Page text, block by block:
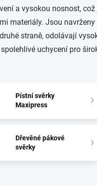
a vysokou nosnost,
materiály. Jsou
straně, odolávají
uchycení pro
Pístní svěrky
Maxipress
Dřevěné pákové
svěrky